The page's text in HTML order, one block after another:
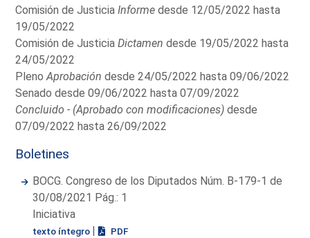
Comisión de JusticiaInforme desde 12/05/2022 hasta
19/05/2022
Comisión de JusticiaDictamen desde 19/05/2022 hasta
24/05/2022
PlenoAprobación desde 24/05/2022 hasta 09/06/2022
Senado desde 09/06/2022 hasta 07/09/2022
Concluido - (Aprobado con modificaciones) desde
07/09/2022 hasta 26/09/2022
Boletines
BOCG. Congreso de los Diputados Núm. B-179-1 de
30/08/2021 Pág.: 1
Iniciativa
texto íntegro | PDF